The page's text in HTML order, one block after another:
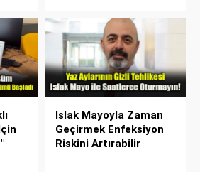
Islak Mayoyla Zaman
Geçirmek Enfeksiyon
Riskini Artırabilir